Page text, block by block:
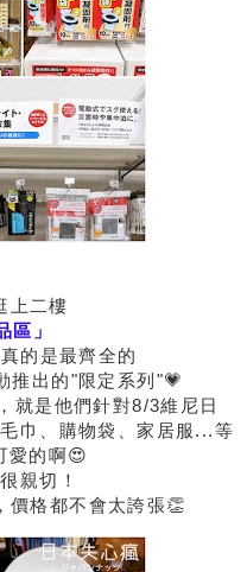
上二樓
區」
的是最齊全的
推出的"限定系列"💗
就是他們針對8/3維尼日
巾、購物袋、家居服...等
愛的啊😍
親切！
價格都不會太誇張👏